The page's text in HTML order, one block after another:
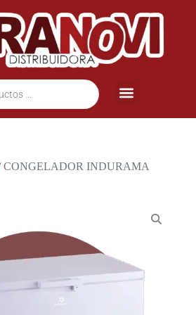
INDURAMA